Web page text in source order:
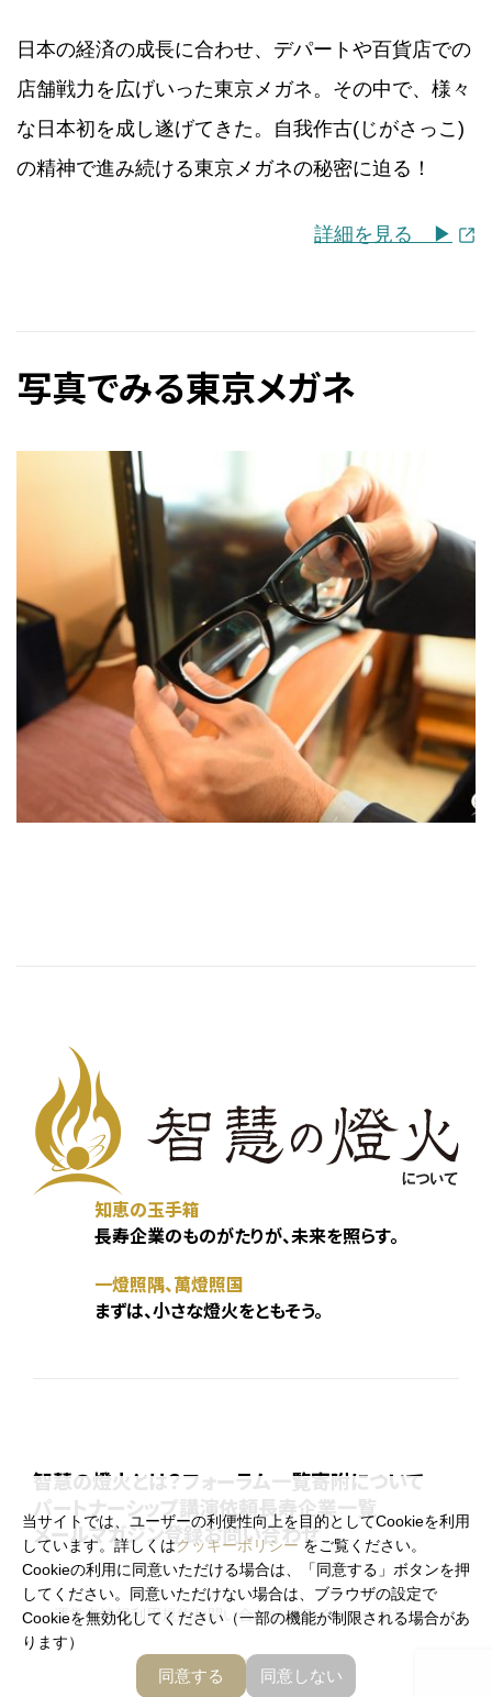
日本の経済の成長に合わせ、デパートや百貨店での
店舗戦力を広げいった東京メガネ。その中で、様々
な日本初を成し遂げてきた。自我作古(じがさっこ)
の精神で進み続ける東京メガネの秘密に迫る！
詳細を見る ▶︎
写真でみる東京メガネ
知恵の玉手箱
長寿企業のものがたりが、未来を照らす。
一燈照隅、萬燈照国
まずは、小さな燈火をともそう。
智慧の燈火とは？フォーラム一覧寄附について
パートナーシップ講演依頼長寿企業一覧
メールマガジン登録お問い合わせ
運営者情報 利用規約お問い合わせプライバシーポリシー
メールマガジン登録
当サイトでは、ユーザーの利便性向上を目的としてCookieを利用
しています。詳しくはクッキーポリシー をご覧ください。
Cookieの利用に同意いただける場合は、「同意する」ボタンを押
してください。同意いただけない場合は、ブラウザの設定で
Cookieを無効化してください（一部の機能が制限される場合があ
ります）
同意する 同意しない